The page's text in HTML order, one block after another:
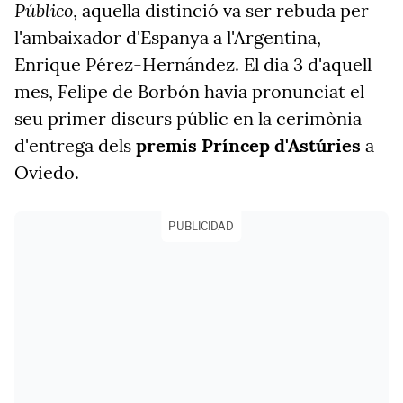
Público, aquella distinció va ser rebuda per
l'ambaixador d'Espanya a l'Argentina,
Enrique Pérez-Hernández. El dia 3 d'aquell
mes, Felipe de Borbón havia pronunciat el
seu primer discurs públic en la cerimònia
d'entrega dels premis Príncep d'Astúries a
Oviedo.
PUBLICIDAD